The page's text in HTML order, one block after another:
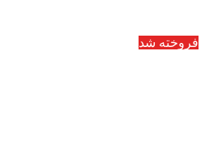
فروخته شد